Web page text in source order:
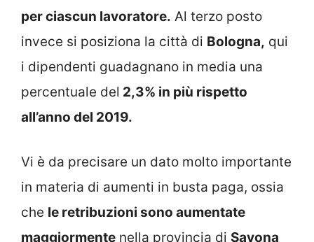
per ciascun lavoratore. Al terzo posto
invece si posiziona la città di Bologna, qui
i dipendenti guadagnano in media una
percentuale del 2,3% in più rispetto
all’anno del 2019.
Vi è da precisare un dato molto importante
in materia di aumenti in busta paga, ossia
che le retribuzioni sono aumentate
maggiormente nella provincia di Savona